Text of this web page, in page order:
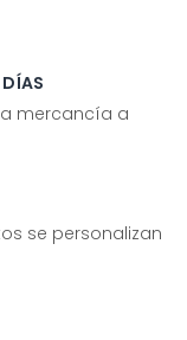
mercancía a
se personalizan